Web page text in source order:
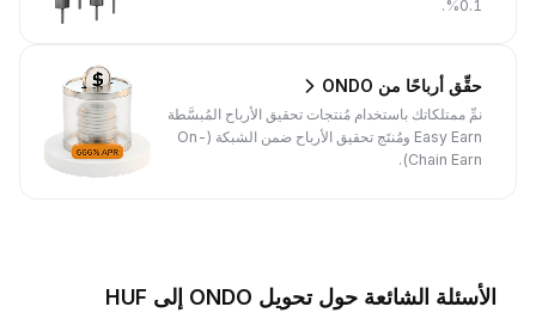
0.1%.
حقِّق أرباحًا من ONDO
نمِّ ممتلكاتك باستخدام مُنتجات تحقيق الأرباح المُبسَّطة
Easy Earn ومُنتَج تحقيق الأرباح ضمن الشبكة (On-
Chain Earn).
الأسئلة الشائعة حول تحويل ONDO إلى HUF